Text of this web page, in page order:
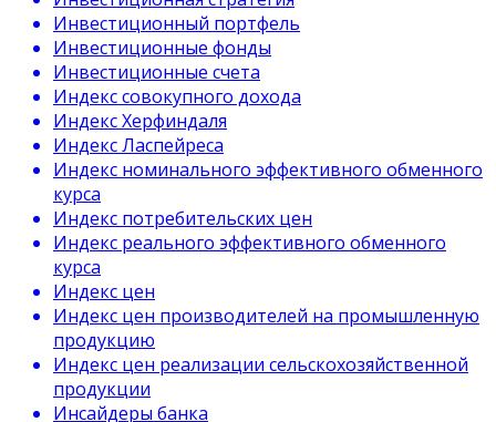
Инвестиционный портфель
Инвестиционные фонды
Инвестиционные счета
Индекс совокупного дохода
Индекс Херфиндаля
Индекс Ласпейреса
Индекс номинального эффективного обменного
курса
Индекс потребительских цен
Индекс реального эффективного обменного
курса
Индекс цен
Индекс цен производителей на промышленную
продукцию
Индекс цен реализации сельскохозяйственной
продукции
Инсайдеры банка